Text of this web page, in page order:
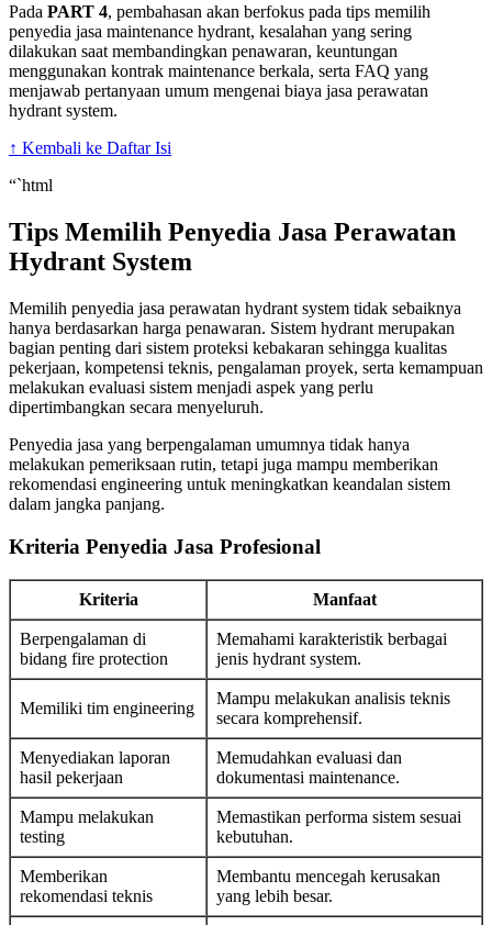
Pada PART 4, pembahasan akan berfokus pada tips memilih
penyedia jasa maintenance hydrant, kesalahan yang sering
dilakukan saat membandingkan penawaran, keuntungan
menggunakan kontrak maintenance berkala, serta FAQ yang
menjawab pertanyaan umum mengenai biaya jasa perawatan
hydrant system.
↑ Kembali ke Daftar Isi
“`html
Tips Memilih Penyedia Jasa Perawatan
Hydrant System
Memilih penyedia jasa perawatan hydrant system tidak sebaiknya
hanya berdasarkan harga penawaran. Sistem hydrant merupakan
bagian penting dari sistem proteksi kebakaran sehingga kualitas
pekerjaan, kompetensi teknis, pengalaman proyek, serta kemampuan
melakukan evaluasi sistem menjadi aspek yang perlu
dipertimbangkan secara menyeluruh.
Penyedia jasa yang berpengalaman umumnya tidak hanya
melakukan pemeriksaan rutin, tetapi juga mampu memberikan
rekomendasi engineering untuk meningkatkan keandalan sistem
dalam jangka panjang.
Kriteria Penyedia Jasa Profesional
Kriteria Manfaat
Berpengalaman di
bidang fire protection
Memahami karakteristik berbagai
jenis hydrant system.
Memiliki tim engineering
Mampu melakukan analisis teknis
secara komprehensif.
Menyediakan laporan
hasil pekerjaan
Memudahkan evaluasi dan
dokumentasi maintenance.
Mampu melakukan
testing
Memastikan performa sistem sesuai
kebutuhan.
Memberikan
rekomendasi teknis
Membantu mencegah kerusakan
yang lebih besar.